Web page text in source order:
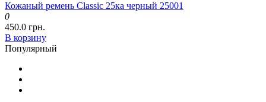
Кожаный ремень Classic 25ка черный 25001
0
450.0 грн.
В корзину
Популярный